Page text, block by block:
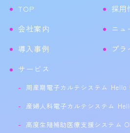
TOP
会社案内
導入事例
採用
ニュ
プ
サービス
周産期電子カルテシステム
産婦人科電子カルテシステム
高度生殖補助医療支援システム